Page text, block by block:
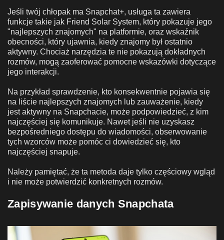
Jeśli twój chłopak ma Snapchat+, usługa ta zawiera
funkcje takie jak Friend Solar System, który pokazuje jego
"najlepszych znajomych" na platformie, oraz wskaźnik
obecności, który ujawnia, kiedy znajomy był ostatnio
aktywny. Chociaż narzędzia te nie pokazują dokładnych
rozmów, mogą zaoferować pomocne wskazówki dotyczące
jego interakcji.
Na przykład sprawdzenie, kto konsekwentnie pojawia się
na liście najlepszych znajomych lub zauważenie, kiedy
jest aktywny na Snapchacie, może podpowiedzieć, z kim
najczęściej się komunikuje. Nawet jeśli nie uzyskasz
bezpośredniego dostępu do wiadomości, obserwowanie
tych wzorców może pomóc ci dowiedzieć się, kto
najczęściej snapuje.
Należy pamiętać, że ta metoda daje tylko częściowy wgląd
i nie może potwierdzić konkretnych rozmów.
Zapisywanie danych Snapchata